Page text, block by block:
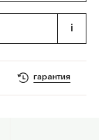
i
гарантия